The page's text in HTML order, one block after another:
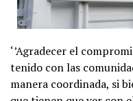
‘’Agradecer el
tenido con las
manera coordinada, si